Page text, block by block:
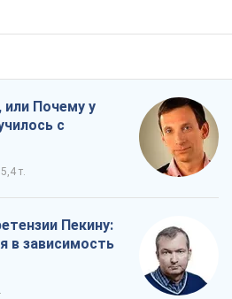
или Почему у
с
5,4 т.
Пекину:
в зависимость